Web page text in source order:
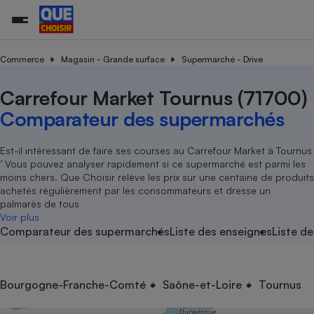
Commerce Magasin - Grande surface Supermarché - Drive
Carrefour Market Tournus (71700)
Comparateur des supermarchés
Est-il intéressant de faire ses courses au Carrefour Market à Tournus
’ Vous pouvez analyser rapidement si ce supermarché est parmi les
moins chers. Que Choisir relève les prix sur une centaine de produits
achetés régulièrement par les consommateurs et dresse un
palmarès de tous
Voir plus
Comparateur des supermarchésListe des enseignesListe
Bourgogne-Franche-Comté Saône-et-Loire Tournus
Additifs
Nutrition
Assurance auto
Magasin - Grande surface
Méthode de vente -
Organismes de défense
Système judiciairegratuit
Déchet
Achat - Vente - Travaux
Location
Sport
électrique
Démarche administrative
Senior
Service marchand
Train
Transport aérien
Toutes les actualités
Enquêtes
Guides d'achat
Conseils
Brèves
Tous les services
Soumettre un litige
Lettres types
Rencontrer une association locale
Tous nos combats
Nos actions
Nos grandes victoires
Les billets de la présidente
Nos associations locales
Nous rejoindre
En savoir plus sur Que Choisir Ensemble
?
L’association
Nos missions
Notre méthodologie
Notre financement
Nos partenaires
Nous rejoindre